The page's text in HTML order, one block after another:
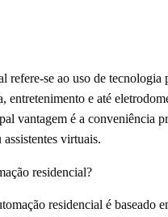
refere-se ao uso de
entretenimento e até
vantagem é a conveniência
virtuais.
residencial?
residencial é baseado